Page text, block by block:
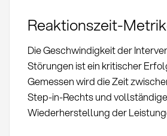
Reaktionszeit-
Die Geschwindigkeit der
Störungen ist ein kritischer
Gemessen wird die Zeit
Step-in-Rechts und
Wiederherstellung der